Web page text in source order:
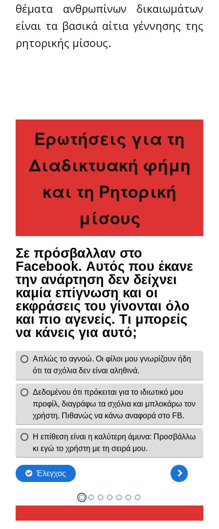
θέματα ανθρωπίνων δικαιωμάτων
είναι τα βασικά αίτια γέννησης της
ρητορικής μίσους.
Ερωτήσεις για τη
Διαδικτυακή φήμη
και τη Ρητορική
μίσους